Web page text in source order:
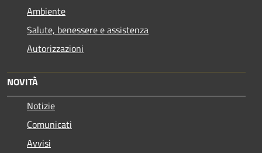
Ambiente
Salute, benessere e assistenza
Autorizzazioni
NOVITÀ
Notizie
Comunicati
Avvisi